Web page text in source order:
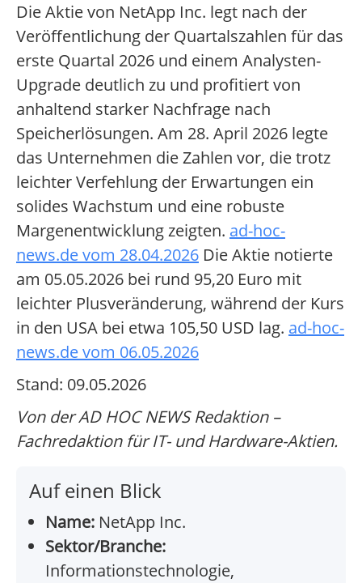
Die Aktie von NetApp Inc. legt nach der
Veröffentlichung der Quartalszahlen für das
erste Quartal 2026 und einem Analysten-
Upgrade deutlich zu und profitiert von
anhaltend starker Nachfrage nach
Speicherlösungen. Am 28. April 2026 legte
das Unternehmen die Zahlen vor, die trotz
leichter Verfehlung der Erwartungen ein
solides Wachstum und eine robuste
Margenentwicklung zeigten. ad-hoc-
news.de vom 28.04.2026 Die Aktie notierte
am 05.05.2026 bei rund 95,20 Euro mit
leichter Plusveränderung, während der Kurs
in den USA bei etwa 105,50 USD lag. ad-hoc-
news.de vom 06.05.2026
Stand: 09.05.2026
Von der AD HOC NEWS Redaktion –
Fachredaktion für IT- und Hardware-Aktien.
Auf einen Blick
Name: NetApp Inc.
Sektor/Branche:
Informationstechnologie,